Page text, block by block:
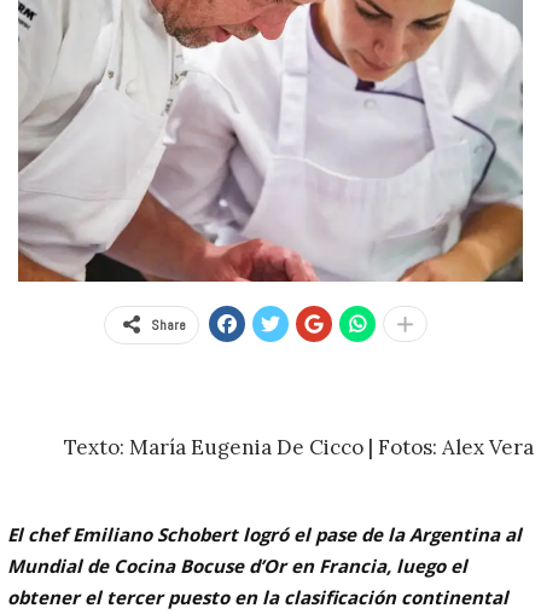
Share
Texto: María Eugenia De Cicco | Fotos: Alex Vera
El chef Emiliano Schobert logró el pase de la Argentina al
Mundial de Cocina Bocuse d’Or en Francia, luego el
obtener el tercer puesto en la clasificación continental